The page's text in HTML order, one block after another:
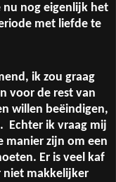
nu nog eigenlijk het
met liefde te
ik zou graag
voor de rest van
willen beëindigen,
Echter ik vraag mij
manier zijn om een
Er is veel kaf
niet makkelijker